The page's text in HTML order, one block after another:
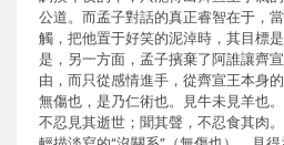
公道。而孟子對話的真正睿智在于，
觸，把他置于好笑的泥淖時，其目標
是，另一方面，孟子擯棄了阿誰讓齊
由，而只從感情進手，從齊宣王本身
無傷也，是乃仁術也。見牛未見羊也
不忍見其逝世；聞其聲，不忍食其肉